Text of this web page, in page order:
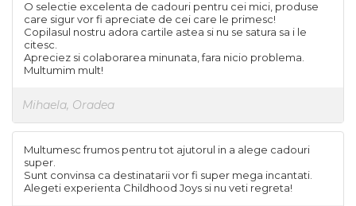
O selectie excelenta de cadouri pentru cei mici, produse
care sigur vor fi apreciate de cei care le primesc!
Copilasul nostru adora cartile astea si nu se satura sa i le
citesc.
Apreciez si colaborarea minunata, fara nicio problema.
Multumim mult!
Mihaela, Oradea
Multumesc frumos pentru tot ajutorul in a alege cadouri
super.
Sunt convinsa ca destinatarii vor fi super mega incantati.
Alegeti experienta Childhood Joys si nu veti regreta!